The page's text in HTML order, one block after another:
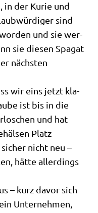
in der Kurie und
sind
und sie wer­
sie die­sen Spa­gat
näch­sten
wir eins jetzt kla­
ist bis in die
und hat
Platz
nicht neu –
hät­te aller­dings
– kurz davor sich
Unter­neh­men,